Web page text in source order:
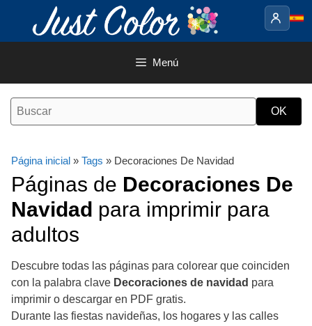
contenido
Menú
Página inicial » Tags » Decoraciones De Navidad
Páginas de Decoraciones De
Navidad para imprimir para
adultos
Descubre todas las páginas para colorear que coinciden
con la palabra clave Decoraciones de navidad para
imprimir o descargar en PDF gratis.
Durante las fiestas navideñas, los hogares y las calles